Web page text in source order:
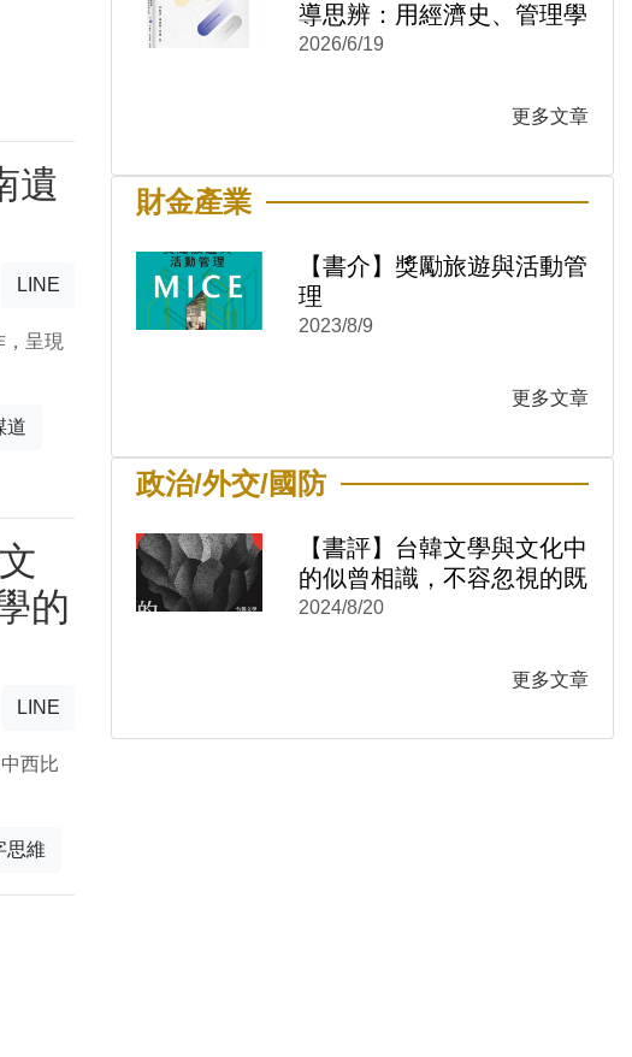
遺
開新視窗)
浪(另開新視窗)
LINE
呈現
道
的
開新視窗)
浪(另開新視窗)
LINE
(另開新視窗)
西比
思維
導思辨：用經濟史、管理學
與技術哲學看懂決策本質
2026/6/19
更多文章
財金產業
【書介】獎勵旅遊與活動管
理
2023/8/9
更多文章
政治/外交/國防
【書評】台韓文學與文化中
的似曾相識，不容忽視的既
視感──《冷戰的感覺結
別與情感政治1950-1980》
2024/8/20
更多文章